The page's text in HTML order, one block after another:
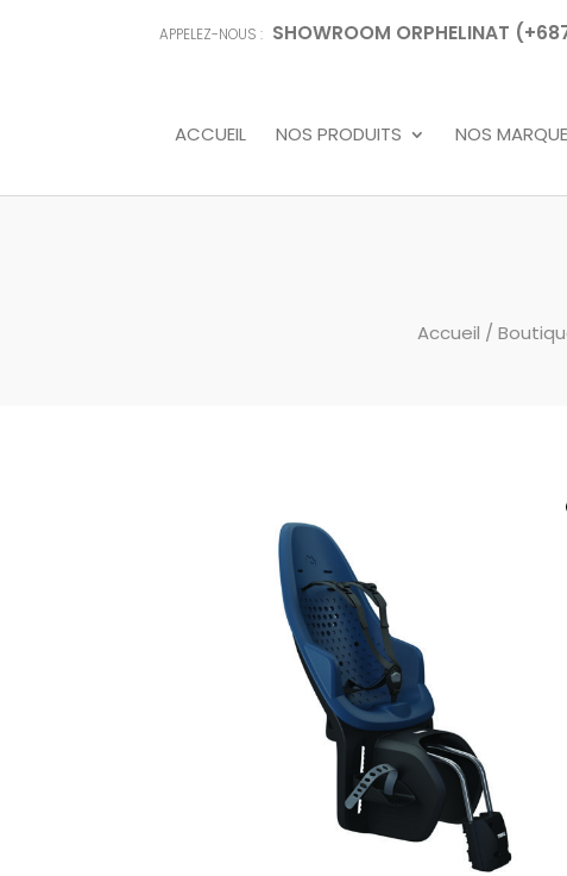
APPELEZ-NOUS : SHOWROOM ORPHELINAT
ACCUEIL NOS PRODUITS NOS
Accueil /